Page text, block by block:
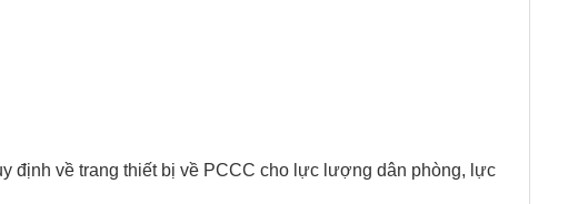
định về trang thiết bị về PCCC cho lực lượng dân phòng, lực